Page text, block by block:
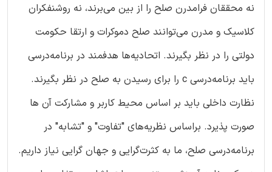
نه محققان فرامدرن صلح را از بین می‌برند، نه روشنفکران
کلاسیک و مدرن می‌توانند صلح دموکرات و ارتقا حکومت
دولتی را در نظر بگیرند. اتحادیه‌ها هدفمند در برنامه‌درسی
باید برنامه‌درسی c را برای رسیدن به صلح در نظر بگیرند.
نظارت داخلی باید بر اساس محیط کاربر و مشارکت آن ها
صورت پذیرد. براساس نظریه‌های "تفاوت" و "تشابه" در
برنامه‌درسی صلح، ما به کثرت‌گرایی و جهان گرایی نیاز داریم.